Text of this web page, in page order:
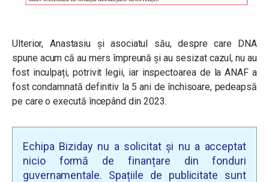
Ulterior, Anastasiu și asociatul său, despre care DNA
spune acum că au mers împreună și au sesizat cazul, nu au
fost inculpați, potrivit legii, iar inspectoarea de la ANAF a
fost condamnată definitiv la 5 ani de închisoare, pedeapsă
pe care o execută începând din 2023.
Echipa Biziday nu a solicitat și nu a acceptat
nicio formă de finanțare din fonduri
guvernamentale. Spațiile de publicitate sunt